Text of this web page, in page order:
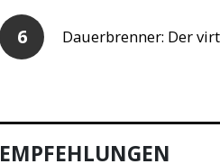
Dauerbrenner: Der
EMPFEHLUNGEN